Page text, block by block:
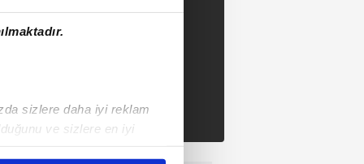
sizlere daha iyi reklam
ve sizlere en iyi